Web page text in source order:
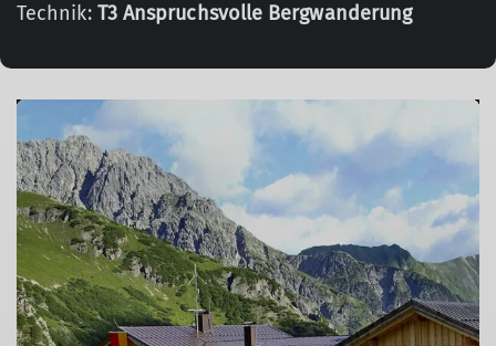
Technik: T3 Anspruchsvolle Bergwanderung